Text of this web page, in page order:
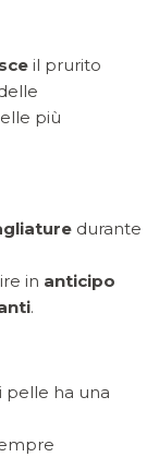
il prurito
più
durante
in anticipo
.
pelle ha una